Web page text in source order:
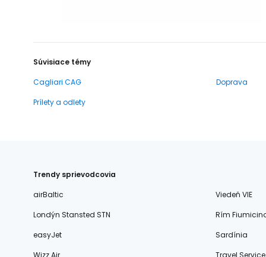
Súvisiace témy
Cagliari CAG
Doprava
Prílety a odlety
Trendy sprievodcovia
airBaltic
Viedeň VIE
Londýn Stansted STN
Rím
easyJet
Sardínia
Wizz Air
Travel Service